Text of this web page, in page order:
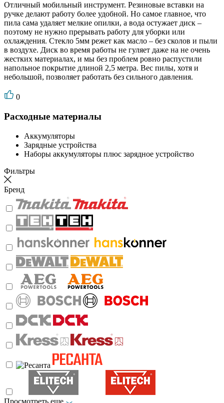
Отличный мобильный инструмент. Резиновые вставки на
ручке делают работу более удобной. Но самое главное, что
пила сама удаляет мелкие опилки, а вода остужает диск –
поэтому не нужно прерывать работу для уборки или
охлаждения. Стекло 5мм режет как масло – без сколов и пыли
в воздухе. Диск во время работы не гуляет даже на не очень
жестких материалах, и мы без проблем ровно распустили
напольное покрытие длиной 2,5 метра. Вес пилы, хотя и
небольшой, позволяет работать без сильного давления.
0
Расходные материалы
Аккумуляторы
Зарядные устройства
Наборы аккумуляторы плюс зарядное устройство
Фильтры
Бренд
Просмотреть еще